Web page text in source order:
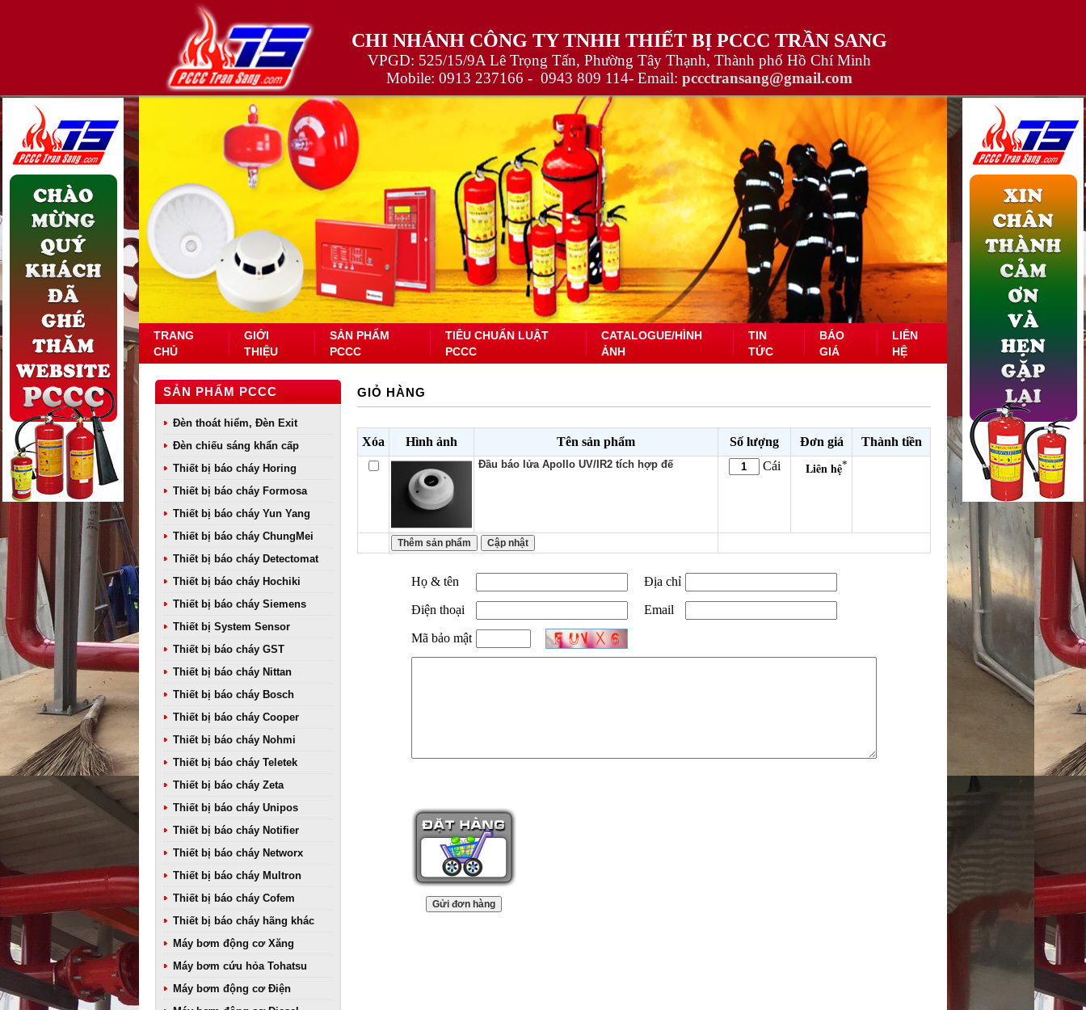
CHI NHÁNH CÔNG TY TNHH THIẾT BỊ PCCC TRẦN SANG
VPGD: 525/15/9A Lê Trọng Tấn, Phường Tây Thạnh, Thành phố Hồ Chí Minh
Mobile: 0913 237166 - 0943 809 114- Email: pccctransang@gmail.com
TRANG
CHỦ
GIỚI
THIỆU
SẢN PHẨM
PCCC
TIÊU CHUẨN LUẬT
PCCC
CATALOGUE/HÌNH
ẢNH
TIN
TỨC
BÁO
GIÁ
LIÊN
HỆ
SẢN PHẨM PCCC
Đèn thoát hiểm, Đèn Exit
Đèn chiếu sáng khẩn cấp
Thiết bị báo cháy Horing
Thiết bị báo cháy Formosa
Thiết bị báo cháy Yun Yang
Thiết bị báo cháy ChungMei
Thiết bị báo cháy Detectomat
Thiết bị báo cháy Hochiki
Thiết bị báo cháy Siemens
Thiết bị System Sensor
Thiết bị báo cháy GST
Thiết bị báo cháy Nittan
Thiết bị báo cháy Bosch
Thiết bị báo cháy Cooper
Thiết bị báo cháy Nohmi
Thiết bị báo cháy Teletek
Thiết bị báo cháy Zeta
Thiết bị báo cháy Unipos
Thiết bị báo cháy Notifier
Thiết bị báo cháy Networx
Thiết bị báo cháy Multron
Thiết bị báo cháy Cofem
Thiết bị báo cháy hãng khác
Máy bơm động cơ Xăng
Máy bơm cứu hỏa Tohatsu
Máy bơm động cơ Điện
GIỎ HÀNG
Xóa Hình ảnh Tên sản phẩm Số lượng Đơn giá Thành tiền
Đầu báo lửa Apollo UV/IR2 tích hợp đế Cái Liên hệ*
Họ & tên Địa chỉ
Điện thoại Email
Mã bảo mật